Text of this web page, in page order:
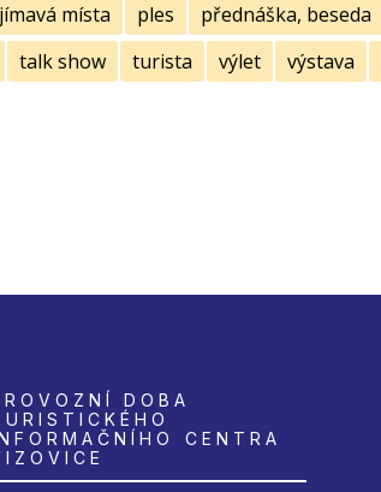
místa ples přednáška, beseda
talk show turista výlet výstava
DOBA
CENTRA